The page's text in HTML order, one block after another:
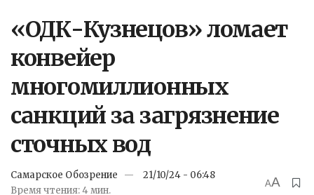
«ОДК-Кузнецов» ломает
конвейер
многомиллионных
санкций за загрязнение
сточных вод
Самарское Обозрение
21/10/24 - 06:48
Время чтения: 4 мин.
AA